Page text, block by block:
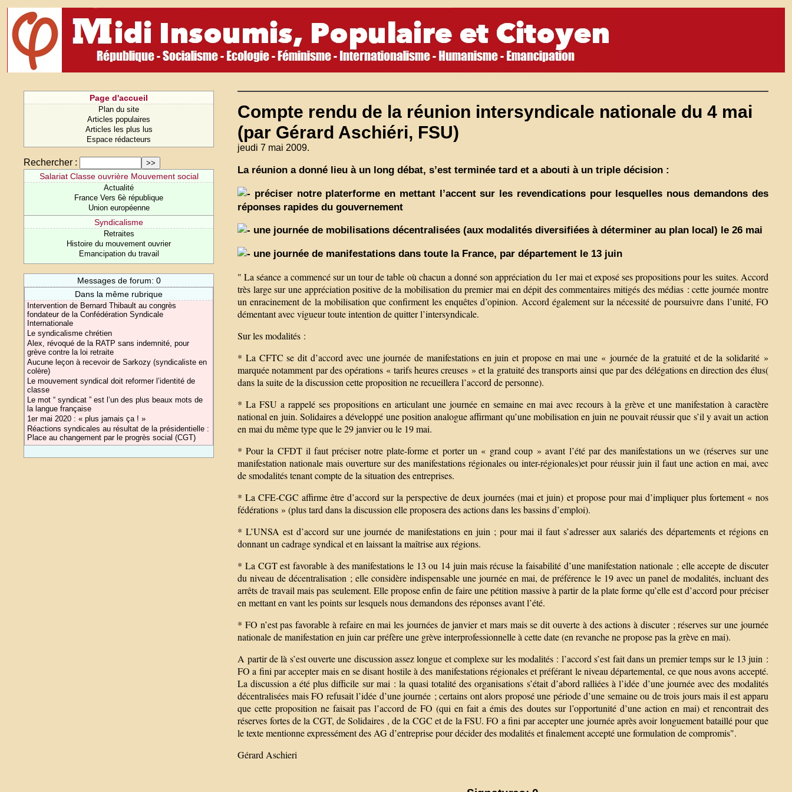
Page d'accueil
Plan du site
Articles populaires
Articles les plus lus
Espace rédacteurs
Rechercher :
Salariat Classe ouvrière Mouvement social
Actualité
France Vers 6è république
Union européenne
Syndicalisme
Retraites
Histoire du mouvement ouvrier
Emancipation du travail
Messages de forum: 0
Dans la même rubrique
Intervention de Bernard Thibault au congrès
fondateur de la Confédération Syndicale
Internationale
Le syndicalisme chrétien
Alex, révoqué de la RATP sans indemnité, pour
grève contre la loi retraite
Aucune leçon à recevoir de Sarkozy (syndicaliste en
colère)
Le mouvement syndical doit reformer l’identité de
classe
Le mot “ syndicat ” est l’un des plus beaux mots de
la langue française
1er mai 2020 : « plus jamais ça ! »
Réactions syndicales au résultat de la présidentielle :
Place au changement par le progrès social (CGT)
Compte rendu de la réunion intersyndicale nationale du 4 mai
(par Gérard Aschiéri, FSU)
jeudi 7 mai 2009.
La réunion a donné lieu à un long débat, s’est terminée tard et a abouti à un triple décision :
préciser notre platerforme en mettant l’accent sur les revendications pour lesquelles nous demandons des
réponses rapides du gouvernement
une journée de mobilisations décentralisées (aux modalités diversifiées à déterminer au plan local) le 26 mai
une journée de manifestations dans toute la France, par département le 13 juin
" La séance a commencé sur un tour de table où chacun a donné son appréciation du 1er mai et exposé ses propositions pour les suites. Accord
très large sur une appréciation positive de la mobilisation du premier mai en dépit des commentaires mitigés des médias : cette journée montre
un enracinement de la mobilisation que confirment les enquêtes d’opinion. Accord également sur la nécessité de poursuivre dans l’unité, FO
démentant avec vigueur toute intention de quitter l’intersyndicale.
Sur les modalités :
* La CFTC se dit d’accord avec une journée de manifestations en juin et propose en mai une « journée de la gratuité et de la solidarité »
marquée notamment par des opérations « tarifs heures creuses » et la gratuité des transports ainsi que par des délégations en direction des élus(
dans la suite de la discussion cette proposition ne recueillera l’accord de personne).
* La FSU a rappelé ses propositions en articulant une journée en semaine en mai avec recours à la grève et une manifestation à caractère
national en juin. Solidaires a développé une position analogue affirmant qu’une mobilisation en juin ne pouvait réussir que s’il y avait un action
en mai du même type que le 29 janvier ou le 19 mai.
* Pour la CFDT il faut préciser notre plate-forme et porter un « grand coup » avant l’été par des manifestations un we (réserves sur une
manifestation nationale mais ouverture sur des manifestations régionales ou inter-régionales)et pour réussir juin il faut une action en mai, avec
de smodalités tenant compte de la situation des entreprises.
* La CFE-CGC affirme être d’accord sur la perspective de deux journées (mai et juin) et propose pour mai d’impliquer plus fortement « nos
fédérations » (plus tard dans la discussion elle proposera des actions dans les bassins d’emploi).
* L’UNSA est d’accord sur une journée de manifestations en juin ; pour mai il faut s’adresser aux salariés des départements et régions en
donnant un cadrage syndical et en laissant la maîtrise aux régions.
* La CGT est favorable à des manifestations le 13 ou 14 juin mais récuse la faisabilité d’une manifestation nationale ; elle accepte de discuter
du niveau de décentralisation ; elle considère indispensable une journée en mai, de préférence le 19 avec un panel de modalités, incluant des
arrêts de travail mais pas seulement. Elle propose enfin de faire une pétition massive à partir de la plate forme qu’elle est d’accord pour préciser
en mettant en vant les points sur lesquels nous demandons des réponses avant l’été.
* FO n’est pas favorable à refaire en mai les journées de janvier et mars mais se dit ouverte à des actions à discuter ; réserves sur une journée
nationale de manifestation en juin car préfère une grève interprofessionnelle à cette date (en revanche ne propose pas la grève en mai).
A partir de là s’est ouverte une discussion assez longue et complexe sur les modalités : l’accord s’est fait dans un premier temps sur le 13 juin :
FO a fini par accepter mais en se disant hostile à des manifestations régionales et préférant le niveau départemental, ce que nous avons accepté.
La discussion a été plus difficile sur mai : la quasi totalité des organisations s’était d’abord ralliées à l’idée d’une journée avec des modalités
décentralisées mais FO refusait l’idée d’une journée ; certains ont alors proposé une période d’une semaine ou de trois jours mais il est apparu
que cette proposition ne faisait pas l’accord de FO (qui en fait a émis des doutes sur l’opportunité d’une action en mai) et rencontrait des
réserves fortes de la CGT, de Solidaires , de la CGC et de la FSU. FO a fini par accepter une journée après avoir longuement bataillé pour que
le texte mentionne expressément des AG d’entreprise pour décider des modalités et finalement accepté une formulation de compromis".
Gérard Aschieri